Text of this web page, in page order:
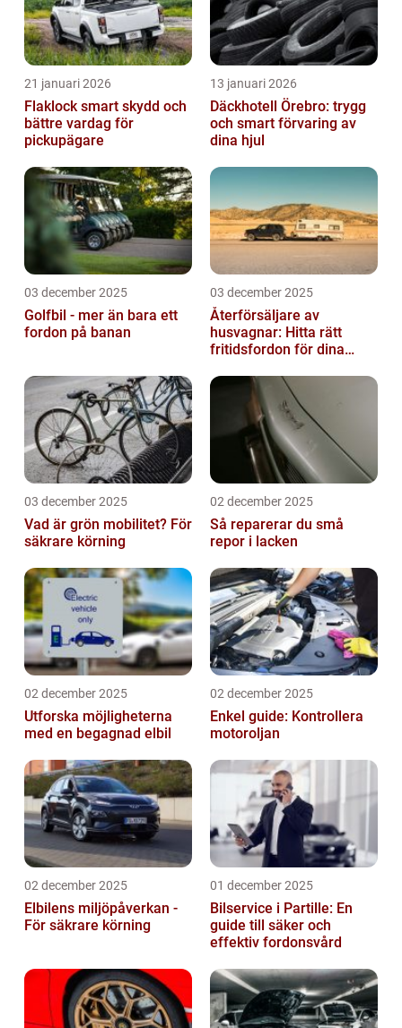
21 januari 2026
Flaklock smart skydd och
bättre vardag för
pickupägare
13 januari 2026
Däckhotell Örebro: trygg
och smart förvaring av
dina hjul
03 december 2025
Golfbil - mer än bara ett
fordon på banan
03 december 2025
Återförsäljare av
husvagnar: Hitta rätt
fritidsfordon för dina
03 december 2025
Vad är grön mobilitet? För
säkrare körning
02 december 2025
Så reparerar du små
repor i lacken
02 december 2025
Utforska möjligheterna
med en begagnad elbil
02 december 2025
Enkel guide: Kontrollera
motoroljan
02 december 2025
Elbilens miljöpåverkan -
För säkrare körning
01 december 2025
Bilservice i Partille: En
guide till säker och
effektiv fordonsvård